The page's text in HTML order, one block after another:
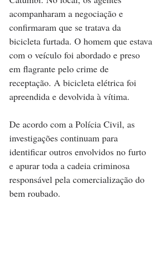
acompanharam a negociação e
confirmaram que se tratava da
bicicleta furtada. O homem que estava
com o veículo foi abordado e preso
em flagrante pelo crime de
receptação. A bicicleta elétrica foi
apreendida e devolvida à vítima.
De acordo com a Polícia Civil, as
investigações continuam para
identificar outros envolvidos no furto
e apurar toda a cadeia criminosa
responsável pela comercialização do
bem roubado.